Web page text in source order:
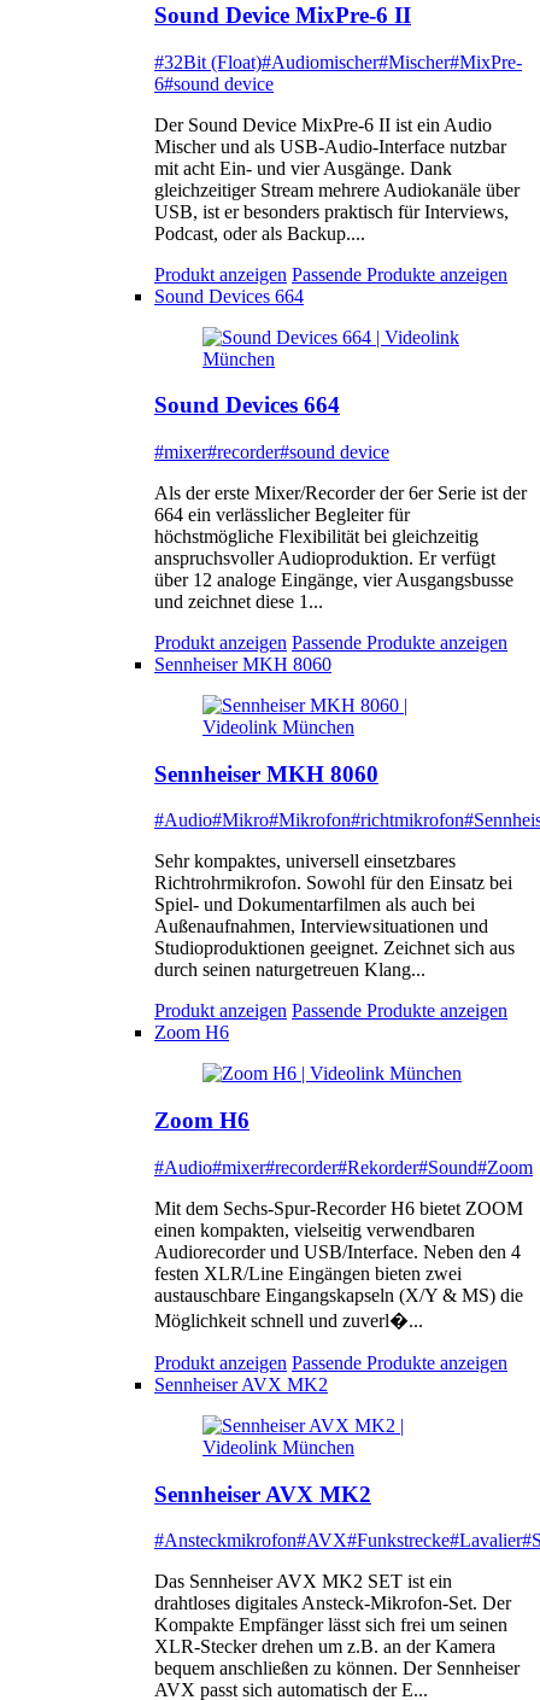
Sound Device MixPre-6 II
#32Bit (Float)#Audiomischer#Mischer#MixPre-
6#sound device
Der Sound Device MixPre-6 II ist ein Audio
Mischer und als USB-Audio-Interface nutzbar
mit acht Ein- und vier Ausgänge. Dank
gleichzeitiger Stream mehrere Audiokanäle über
USB, ist er besonders praktisch für Interviews,
Podcast, oder als Backup....
Produkt anzeigen Passende Produkte anzeigen
Sound Devices 664
Sound Devices 664
#mixer#recorder#sound device
Als der erste Mixer/Recorder der 6er Serie ist der
664 ein verlässlicher Begleiter für
höchstmögliche Flexibilität bei gleichzeitig
anspruchsvoller Audioproduktion. Er verfügt
über 12 analoge Eingänge, vier Ausgangsbusse
und zeichnet diese 1...
Produkt anzeigen Passende Produkte anzeigen
Sennheiser MKH 8060
Sennheiser MKH 8060
#Audio#Mikro#Mikrofon#richtmikrofon
Sehr kompaktes, universell einsetzbares
Richtrohrmikrofon. Sowohl für den Einsatz bei
Spiel- und Dokumentarfilmen als auch bei
Außenaufnahmen, Interviewsituationen und
Studioproduktionen geeignet. Zeichnet sich aus
durch seinen naturgetreuen Klang...
Produkt anzeigen Passende Produkte anzeigen
Zoom H6
Zoom H6
#Audio#mixer#recorder#Rekorder#Sound#Zoom
Mit dem Sechs-Spur-Recorder H6 bietet ZOOM
einen kompakten, vielseitig verwendbaren
Audiorecorder und USB/Interface. Neben den 4
festen XLR/Line Eingängen bieten zwei
austauschbare Eingangskapseln (X/Y & MS) die
Möglichkeit schnell und zuverl�...
Produkt anzeigen Passende Produkte anzeigen
Sennheiser AVX MK2
Sennheiser AVX MK2
#Ansteckmikrofon#AVX#Funkstrecke#Lavalier
Das Sennheiser AVX MK2 SET ist ein
drahtloses digitales Ansteck-Mikrofon-Set. Der
Kompakte Empfänger lässt sich frei um seinen
XLR-Stecker drehen um z.B. an der Kamera
bequem anschließen zu können. Der Sennheiser
AVX passt sich automatisch der E...